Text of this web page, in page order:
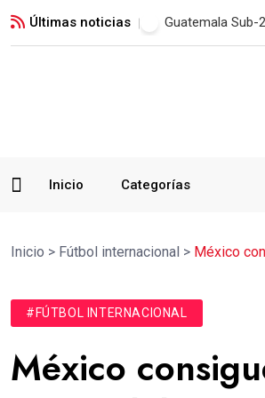
Últimas noticias Municipal
Inicio Categorías
Inicio > Fútbol internacional > México
#FÚTBOL INTERNACIONAL
México